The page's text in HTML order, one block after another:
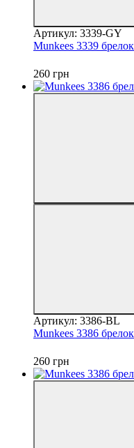
Артикул: 3339-GY
Munkees 3339
260 грн
Артикул: 3386-BL
Munkees 3386
260 грн